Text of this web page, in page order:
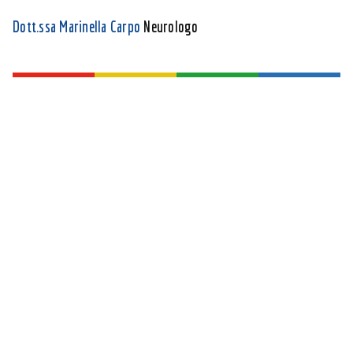
Dott.ssa Marinella Carpo Neurologo